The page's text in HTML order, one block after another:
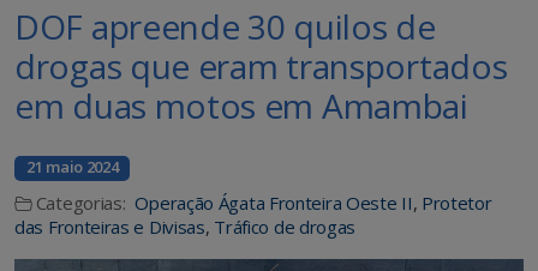
DOF apreende 30 quilos de
drogas que eram transportados
em duas motos em Amambai
21 maio 2024
Categorias: Operação Ágata Fronteira Oeste II, Protetor
das Fronteiras e Divisas, Tráfico de drogas